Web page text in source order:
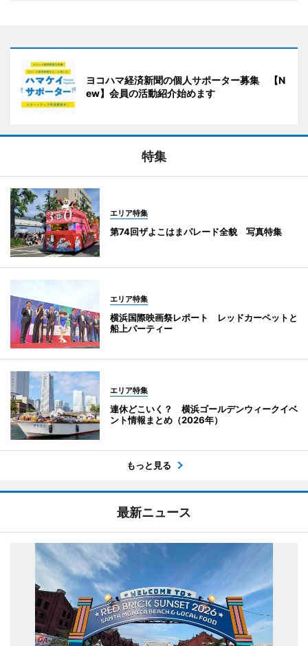
ヨコハマ経済新聞の個人サポーター募集 【N
ew】会員の活動紹介始めます
特集
エリア特集
第74回ザよこはまパレード全貌 写真特集
エリア特集
横浜国際映画祭レポート レッドカーペットと
船上パーティー
エリア特集
連休どこいく？ 横浜ゴールデンウィークイベ
ント情報まとめ（2026年）
もっと見る
最新ニュース